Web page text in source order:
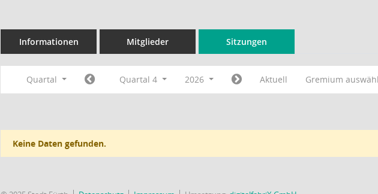
Informationen Mitglieder Sitzungen
Quartal Quartal 4 2026 Aktuell Gremium
Keine Daten gefunden.